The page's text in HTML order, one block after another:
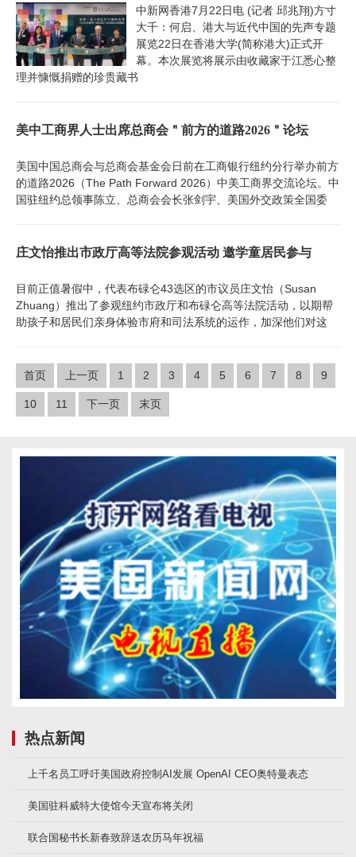
中新网香港7月22日电 (记者 邱兆翔)方寸
大千：何启、港大与近代中国的先声专题
展览22日在香港大学(简称港大)正式开
幕。本次展览将展示由收藏家于江悉心整
理并慷慨捐赠的珍贵藏书
美中工商界人士出席总商会＂前方的道路2026＂论坛
美国中国总商会与总商会基金会日前在工商银行纽约分行举办前方
的道路2026（The Path Forward 2026）中美工商界交流论坛。中
国驻纽约总领事陈立、总商会会长张剑宇、美国外交政策全国委
庄文怡推出市政厅高等法院参观活动 邀学童居民参与
目前正值暑假中，代表布碌仑43选区的市议员庄文怡（Susan
Zhuang）推出了参观纽约市政厅和布碌仑高等法院活动，以期帮
助孩子和居民们亲身体验市府和司法系统的运作，加深他们对这
首页 上一页 1 2 3 4 5 6 7 8 9
10 11 下一页 末页
热点新闻
上千名员工呼吁美国政府控制AI发展 OpenAI CEO奥特曼表态
美国驻科威特大使馆今天宣布将关闭
联合国秘书长新春致辞送农历马年祝福